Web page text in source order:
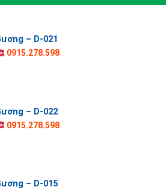
– D-021
0915.278.598
– D-022
0915.278.598
– D-015